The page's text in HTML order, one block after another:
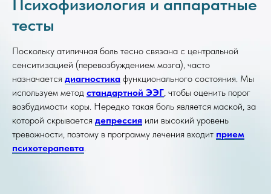
Психофизиология и аппаратные
тесты
Поскольку атипичная боль тесно связана с центральной
сенситизацией (перевозбуждением мозга), часто
назначается диагностика функционального состояния. Мы
используем метод стандартной ЭЭГ, чтобы оценить порог
возбудимости коры. Нередко такая боль является маской, за
которой скрывается депрессия или высокий уровень
тревожности, поэтому в программу лечения входит прием
психотерапевта.